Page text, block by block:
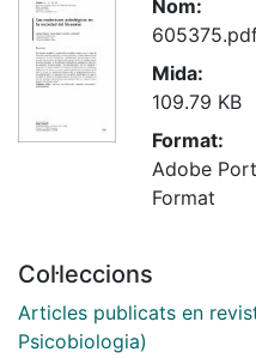
Nom:
Mida:
109.79 KB
Format:
Adobe
Format
Col·leccions
Articles publicats en
Psicobiologia)